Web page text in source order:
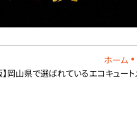
ホーム
】岡山県で選ばれているエコキュー